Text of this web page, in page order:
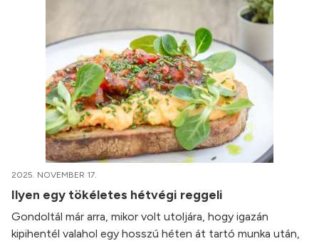
2025. NOVEMBER 17.
Ilyen egy tökéletes hétvégi reggeli
Gondoltál már arra, mikor volt utoljára, hogy igazán
kipihentél valahol egy hosszú héten át tartó munka után,